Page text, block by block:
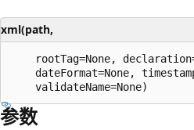
xml(path,
rootTag=None,
dateFormat=None,
参数